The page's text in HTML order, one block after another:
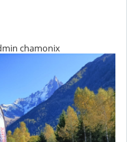
chamonix